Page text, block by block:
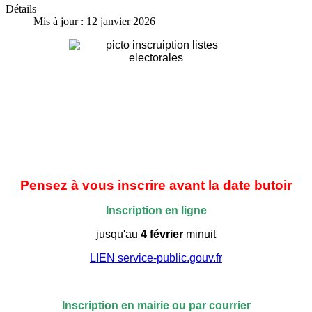
Détails
Mis à jour : 12 janvier 2026
Pensez à vous inscrire avant la date butoir
Inscription en ligne
jusqu'au 4 février minuit
LIEN service-public.gouv.fr
Inscription en mairie ou par courrier